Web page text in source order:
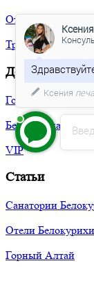
Отели
Трансфер
Доставка
Горный Алтай
Белокуриха
VIP
Статьи
Санатории
Отели Белокурихи
Горный Алтай
Какие даты
интересуют?